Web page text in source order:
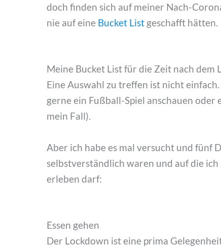
doch finden sich auf meiner Nach-
nie auf eine Bucket List geschafft hätten.
Meine Bucket List für die Zeit nach dem
Eine Auswahl zu treffen ist nicht
gerne ein Fußball-Spiel anschauen
mein Fall).
Aber ich habe es mal versucht und fünf
selbstverständlich waren und auf die
erleben darf:
Essen gehen
Der Lockdown ist eine prima